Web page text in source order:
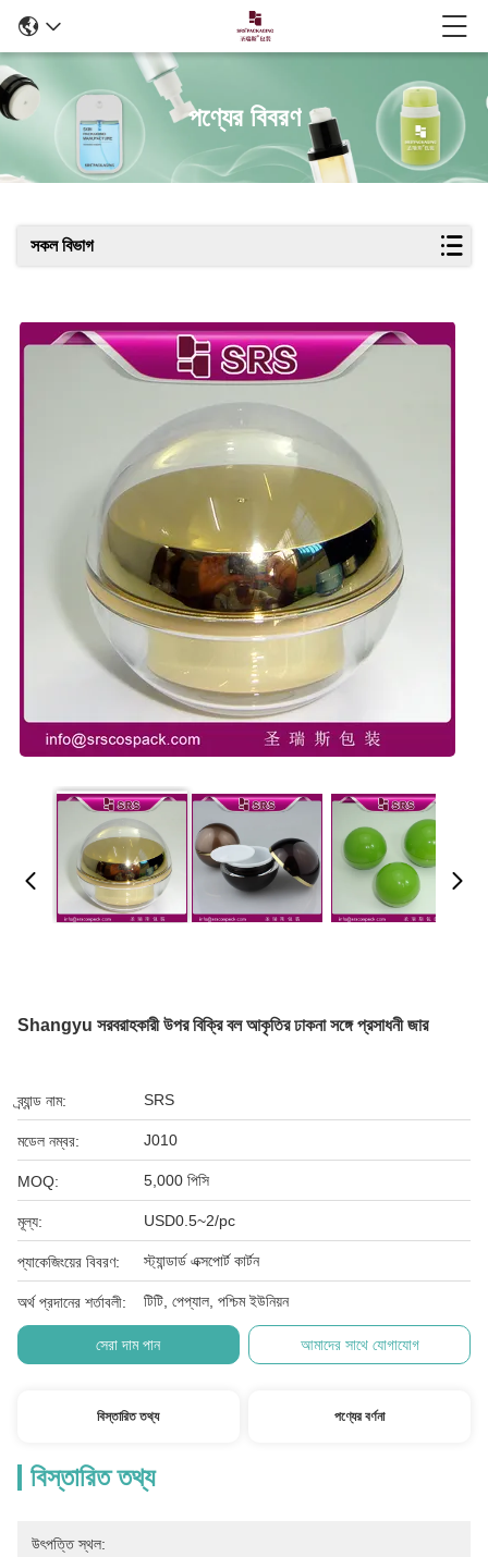
পণ্যের বিবরণ
সকল বিভাগ
Shangyu সরবরাহকারী উপর বিক্রি বল আকৃতির ঢাকনা সঙ্গে প্রসাধনী জার
ব্র্যান্ড নাম: SRS
মডেল নম্বর: J010
MOQ: 5,000 পিসি
মূল্য: USD0.5~2/pc
প্যাকেজিংয়ের বিবরণ: স্ট্যান্ডার্ড এক্সপোর্ট কার্টন
অর্থ প্রদানের শর্তাবলী: টিটি, পেপ্যাল, পশ্চিম ইউনিয়ন
সেরা দাম পান আমাদের সাথে যোগাযোগ
বিস্তারিত তথ্য পণ্যের বর্ণনা
বিস্তারিত তথ্য
উৎপত্তি স্থল: